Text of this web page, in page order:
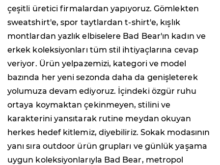
çeşitli üretici firmalardan yapıyoruz. Gömlekten
sweatshirt'e, spor taytlardan t-shirt'e, kışlık
montlardan yazlık elbiselere Bad Bear'ın kadın ve
erkek koleksiyonları tüm stil ihtiyaçlarına cevap
veriyor. Ürün yelpazemizi, kategori ve model
bazında her yeni sezonda daha da genişleterek
yolumuza devam ediyoruz. İçindeki özgür ruhu
ortaya koymaktan çekinmeyen, stilini ve
karakterini yansıtarak rutine meydan okuyan
herkes hedef kitlemiz, diyebiliriz. Sokak modasının
yanı sıra outdoor ürün grupları ve günlük yaşama
uygun koleksiyonlarıyla Bad Bear, metropol